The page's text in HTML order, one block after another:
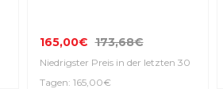
165,00€ 173,68€
Niedrigster Preis in der letzten 30
Tagen: 165,00€